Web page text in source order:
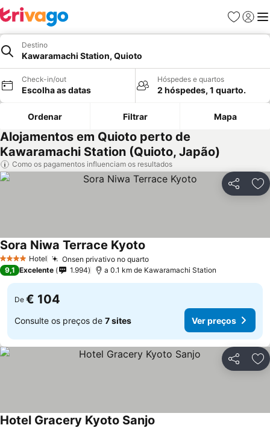
Favoritos
Iniciar
Destino
Kawaramachi Station, Quioto
Check-in/out
Escolha as datas
Hóspedes e quartos
2 hóspedes, 1 quarto.
Ordenar Filtrar Mapa
Alojamentos em Quioto perto de
Kawaramachi Station (Quioto, Japão)
Como os pagamentos influenciam os resultados
Partilhar
4 EstrelasHotel Onsen privativo no quartoVer preços
Sora Niwa Terrace Kyoto
9,1 Excelente 1.994 a 0.1 km de Kawaramachi Station
De € 104
Consulte os preços de 7 sites Ver preços
Partilhar
Hotel Gracery Kyoto Sanjo